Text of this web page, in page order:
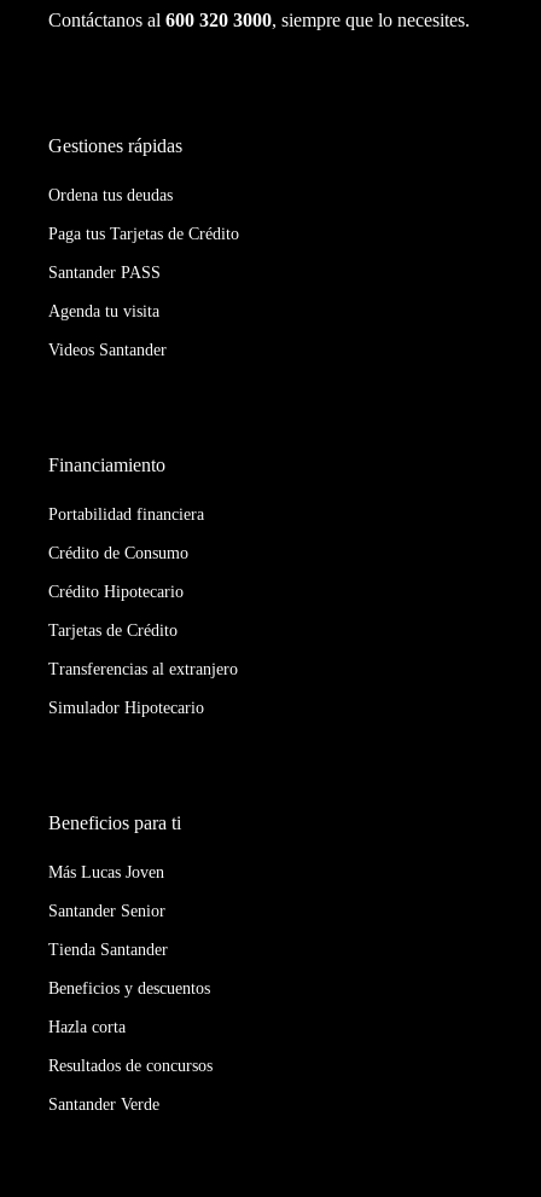
Contáctanos al 600 320 3000, siempre que lo necesites.
Gestiones rápidas
Ordena tus deudas
Paga tus Tarjetas de Crédito
Santander PASS
Agenda tu visita
Videos Santander
Financiamiento
Portabilidad financiera
Crédito de Consumo
Crédito Hipotecario
Tarjetas de Crédito
Transferencias al extranjero
Simulador Hipotecario
Beneficios para ti
Más Lucas Joven
Santander Senior
Tienda Santander
Beneficios y descuentos
Hazla corta
Resultados de concursos
Santander Verde